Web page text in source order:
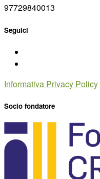
97729840013
Seguici
Informativa Privacy Policy
Socio fondatore